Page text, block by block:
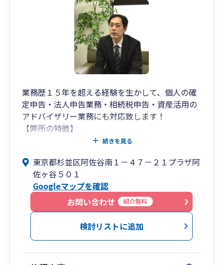
当社は「お客様の未来を一緒に考えられる」税理
士事務所を目指しています。
お客様が実現したい未来に向かって成長するため
に、本気でお手伝いします！！
業務歴１５年を超える経験を生かして、個人の確
定申告・法人申告業務・相続税申告・資産活用の
アドバイザリー業務にも対応致します！
【弊所の特徴】
① 各種税務（個人・法人・相続）に精通した公
② ご相談への迅速かつ適切な対応
③ お客様の立場に立ったわかりやすく、丁寧な
対応
【サポート内容】
○ 損益情報のタイムリーな報告
適時適切な記帳によって将来の意思決定をサポー
続きを見る
東京都杉並区阿佐谷南１－４７－２１プラザ阿
佐ヶ谷５０１
Googleマップを確認
お問い合わせ
紹介無料
検討リストに追加